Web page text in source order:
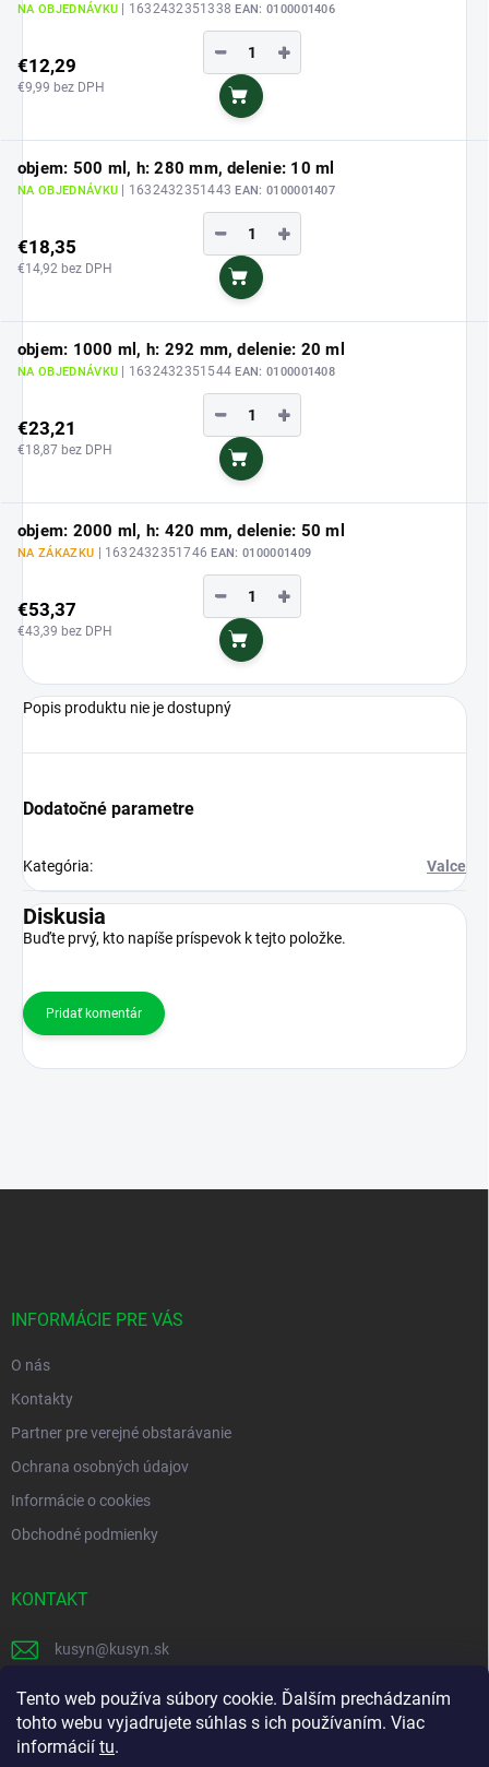
Tento web používa súbory cookie. Ďalším prechádzaním
tohto webu vyjadrujete súhlas s ich používaním. Viac
informácií tu.
NA OBJEDNÁVKU | 1632432351338EAN: 0100001406
€12,29
€9,99 bez DPH
+
−
Do košíka
objem: 500 ml, h: 280 mm, delenie: 10 ml
NA OBJEDNÁVKU | 1632432351443EAN: 0100001407
€18,35
€14,92 bez DPH
+
−
Do košíka
objem: 1000 ml, h: 292 mm, delenie: 20 ml
NA OBJEDNÁVKU | 1632432351544EAN: 0100001408
€23,21
€18,87 bez DPH
+
−
Do košíka
objem: 2000 ml, h: 420 mm, delenie: 50 ml
NA ZÁKAZKU | 1632432351746EAN: 0100001409
€53,37
€43,39 bez DPH
+
−
Do košíka
Popis produktu nie je dostupný
Dodatočné parametre
Kategória: Valce
Diskusia
Buďte prvý, kto napíše príspevok k tejto položke.
Pridať komentár
INFORMÁCIE PRE VÁS
O nás
Kontakty
Partner pre verejné obstarávanie
Ochrana osobných údajov
Informácie o cookies
Obchodné podmienky
KONTAKT
kusyn@kusyn.sk
+421 903 445 999
labtech_svk